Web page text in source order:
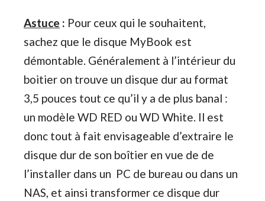
Astuce : Pour ceux qui le souhaitent,
sachez que le disque MyBook est
démontable. Généralement à l’intérieur du
boitier on trouve un disque dur au format
3,5 pouces tout ce qu’il y a de plus banal :
un modèle WD RED ou WD White. Il est
donc tout à fait envisageable d’extraire le
disque dur de son boîtier en vue de de
l’installer dans un PC de bureau ou dans un
NAS, et ainsi transformer ce disque dur